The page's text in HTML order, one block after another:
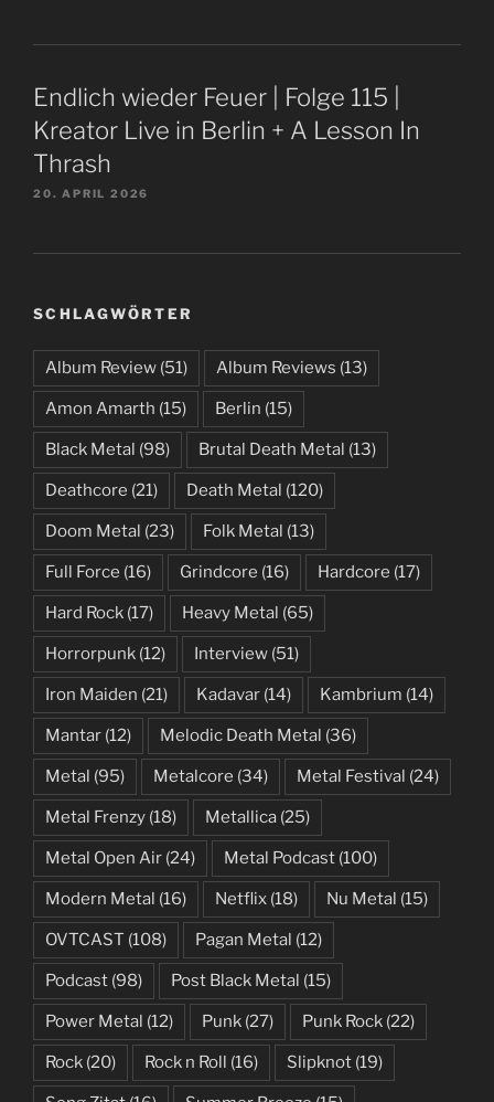
Endlich wieder Feuer | Folge 115 |
Kreator Live in Berlin + A Lesson In
Thrash
20. APRIL 2026
SCHLAGWÖRTER
Album Review (51) Album Reviews (13)
Amon Amarth (15) Berlin (15)
Black Metal (98) Brutal Death Metal (13)
Deathcore (21) Death Metal (120)
Doom Metal (23) Folk Metal (13)
Full Force (16) Grindcore (16) Hardcore (17)
Hard Rock (17) Heavy Metal (65)
Horrorpunk (12) Interview (51)
Iron Maiden (21) Kadavar (14) Kambrium (14)
Mantar (12) Melodic Death Metal (36)
Metal (95) Metalcore (34) Metal Festival (24)
Metal Frenzy (18) Metallica (25)
Metal Open Air (24) Metal Podcast (100)
Modern Metal (16) Netflix (18) Nu Metal (15)
OVTCAST (108) Pagan Metal (12)
Podcast (98) Post Black Metal (15)
Power Metal (12) Punk (27) Punk Rock (22)
Rock (20) Rock n Roll (16) Slipknot (19)